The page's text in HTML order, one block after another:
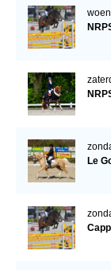
Regio West
Regio Zuid
Word
ACCOUNT
Le